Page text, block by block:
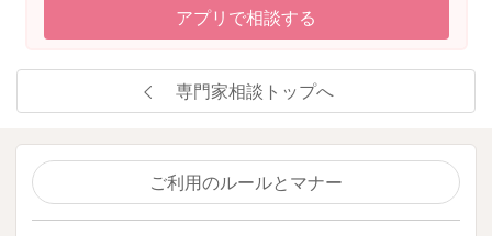
アプリで相談する
専門家相談トップへ
ご利用のルールとマナー